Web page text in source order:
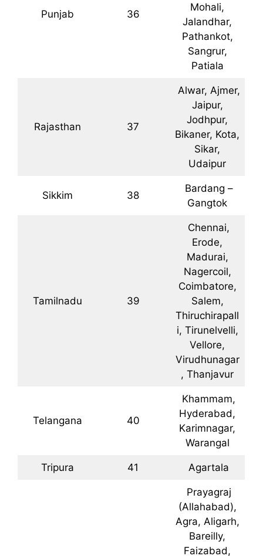
Punjab 36
Mohali,
Jalandhar,
Pathankot,
Sangrur,
Patiala
Rajasthan 37
Alwar, Ajmer,
Jaipur,
Jodhpur,
Bikaner, Kota,
Sikar,
Udaipur
Sikkim 38
Bardang –
Gangtok
Tamilnadu 39
Chennai,
Erode,
Madurai,
Nagercoil,
Coimbatore,
Salem,
Thiruchirapall
i, Tirunelvelli,
Vellore,
Virudhunagar
, Thanjavur
Telangana 40
Khammam,
Hyderabad,
Karimnagar,
Warangal
Tripura 41 Agartala
Prayagraj
(Allahabad),
Agra, Aligarh,
Bareilly,
Faizabad,